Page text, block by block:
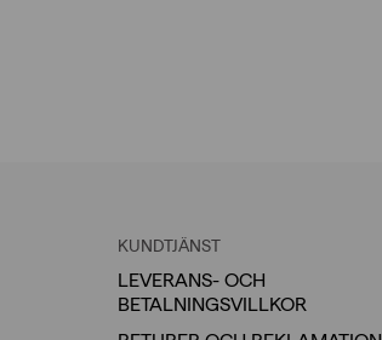
KUNDTJÄNST
LEVERANS- OCH
BETALNINGSVILLKOR